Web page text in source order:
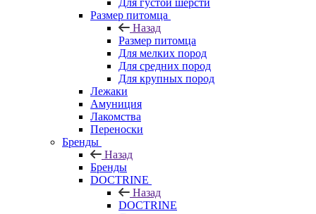
Для густой шерсти
Размер питомца
Назад
Размер питомца
Для мелких пород
Для средних пород
Для крупных пород
Лежаки
Амуниция
Лакомства
Переноски
Бренды
Назад
Бренды
DOCTRINE
Назад
DOCTRINE